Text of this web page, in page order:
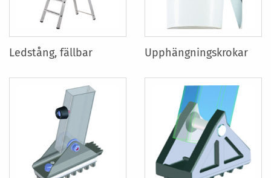
Ledstång, fällbar Upphängningskrokar